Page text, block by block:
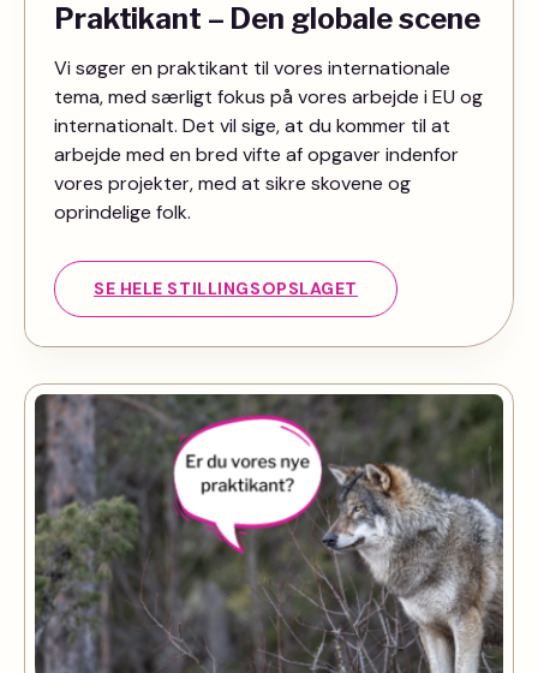
Praktikant – Den globale scene
Vi søger en praktikant til vores internationale
tema, med særligt fokus på vores arbejde i EU og
internationalt. Det vil sige, at du kommer til at
arbejde med en bred vifte af opgaver indenfor
vores projekter, med at sikre skovene og
oprindelige folk.
SE HELE STILLINGSOPSLAGET